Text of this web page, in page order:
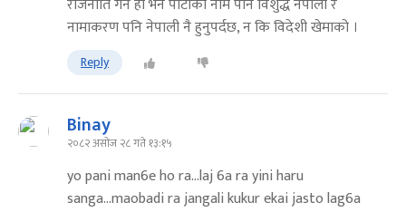
नामाकरण पनि नेपाली नै हुनुपर्दछ, न कि विदेशी खेमाको ।
Reply
Binay
२०८२ असोज २८ गते १३:१५
yo pani man6e ho ra...laj 6a ra yini haru
sanga...maobadi ra jangali kukur ekai jasto lag6a